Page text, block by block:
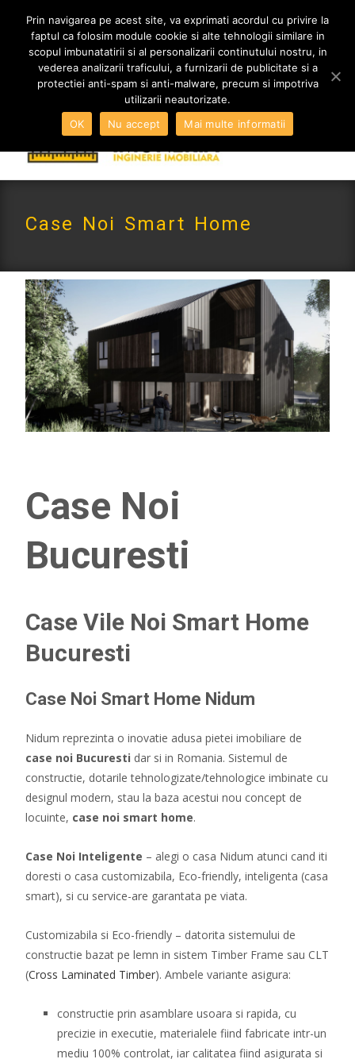
0765 522 734 | 0724 880 890
contact@imoneria.ro
Case Noi Smart Home
Case Noi
Bucuresti
Case Vile Noi Smart Home
Bucuresti
Case Noi Smart Home Nidum
Nidum reprezinta o inovatie adusa pietei imobiliare de
case noi Bucuresti dar si in Romania. Sistemul de
constructie, dotarile tehnologizate/tehnologice imbinate cu
designul modern, stau la baza acestui nou concept de
locuinte, case noi smart home.
Case Noi Inteligente – alegi o casa Nidum atunci cand iti
doresti o casa customizabila, Eco-friendly, inteligenta (casa
smart), si cu service-are garantata pe viata.
Customizabila si Eco-friendly – datorita sistemului de
constructie bazat pe lemn in sistem Timber Frame sau CLT
(Cross Laminated Timber). Ambele variante asigura:
constructie prin asamblare usoara si rapida, cu
precizie in executie, materialele fiind fabricate intr-un
mediu 100% controlat, iar calitatea fiind asigurata si
MENIU
Prin navigarea pe acest site, va exprimati acordul cu privire la
faptul ca folosim module cookie si alte tehnologii similare in
scopul imbunatatirii si al personalizarii continutului nostru, in
vederea analizarii traficului, a furnizarii de publicitate si a
protectiei anti-spam si anti-malware, precum si impotriva
utilizarii neautorizate.
OK
Nu accept Mai multe informatii